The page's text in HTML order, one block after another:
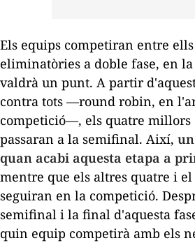
Els equips competiran entre
eliminatòries a doble fase, en
valdrà un punt. A partir
contra tots —round robin, en
competició—, els quatre millors
passaran a la semifinal. Així,
quan acabi aquesta etapa a
mentre que els altres quatre i
seguiran en la competició.
semifinal i la final d'aquesta
quin equip competirà amb els